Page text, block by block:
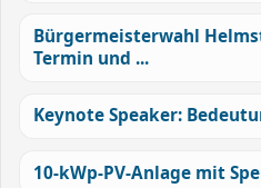
Bürgermeisterwahl
Termin und ...
Keynote Speaker:
10-kWp-PV-Anlage mit